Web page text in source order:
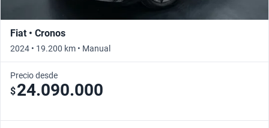
Fiat • Cronos
2024 • 19.200 km • Manual
Precio desde
$24.090.000